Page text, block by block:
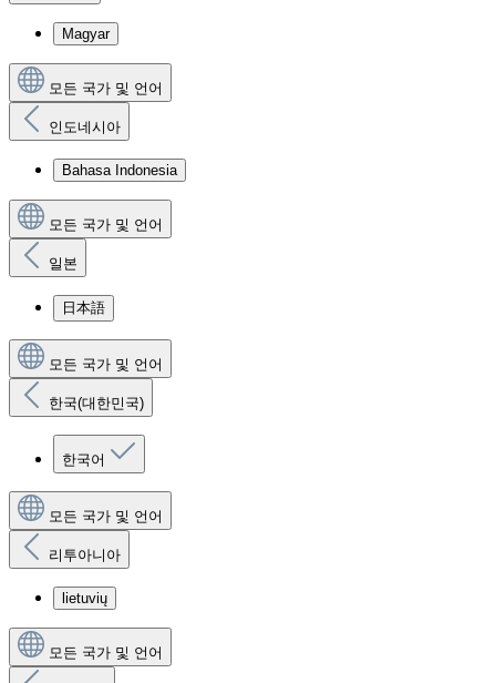
Magyar
모든 국가 및 언어
인도네시아
Bahasa Indonesia
모든 국가 및 언어
일본
日本語
모든 국가 및 언어
한국(대한민국)
한국어
모든 국가 및 언어
리투아니아
lietuvių
모든 국가 및 언어